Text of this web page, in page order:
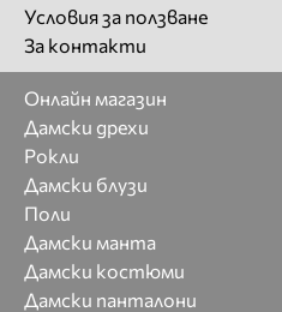
Условия за ползване
За контакти
Онлайн магазин
Дамски дрехи
Рокли
Дамски блузи
Поли
Дамски манта
Дамски костюми
Дамски панталони